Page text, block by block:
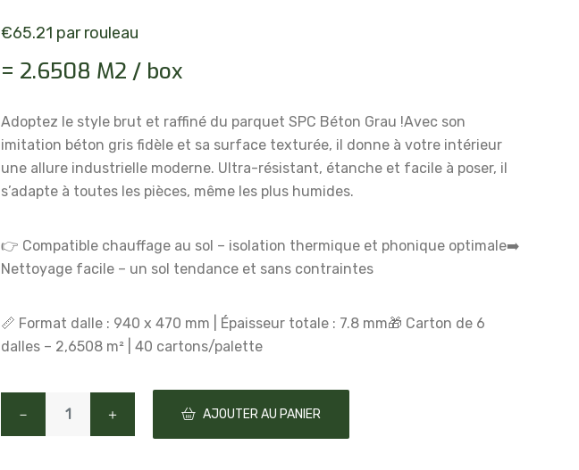
€65.21 par rouleau
= 2.6508 M2 / box
Adoptez le style brut et raffiné du parquet SPC Béton Grau !Avec son
imitation béton gris fidèle et sa surface texturée, il donne à votre intérieur
une allure industrielle moderne. Ultra-résistant, étanche et facile à poser, il
s’adapte à toutes les pièces, même les plus humides.
👉 Compatible chauffage au sol – isolation thermique et phonique optimale➡️
Nettoyage facile – un sol tendance et sans contraintes
📏 Format dalle : 940 x 470 mm | Épaisseur totale : 7.8 mm🎁 Carton de 6
dalles – 2,6508 m² | 40 cartons/palette
－ ＋ AJOUTER AU PANIER